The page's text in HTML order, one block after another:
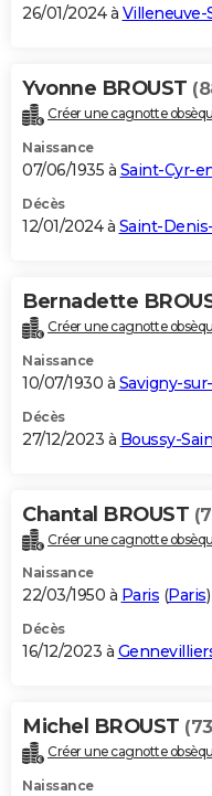
26/01/2024 à Villeneuve-
Yvonne BROUST
Créer une cagnotte
Naissance
07/06/1935 à Saint-Cyr-
Décès
12/01/2024 à Saint-
Bernadette
Créer une cagnotte
Naissance
10/07/1930 à Savigny-
Décès
27/12/2023 à Boussy-
Chantal BROUST
Créer une cagnotte
Naissance
22/03/1950 à Paris (Paris)
Décès
16/12/2023 à
Michel BROUST
Créer une cagnotte
Naissance